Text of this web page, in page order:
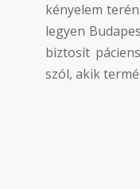
kényelem
legyen
biztosít
szól, akik